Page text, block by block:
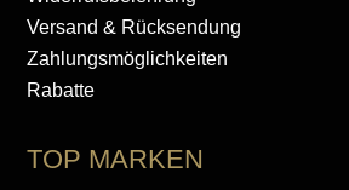
Versand & Rücksendung
Zahlungsmöglichkeiten
Rabatte
TOP MARKEN